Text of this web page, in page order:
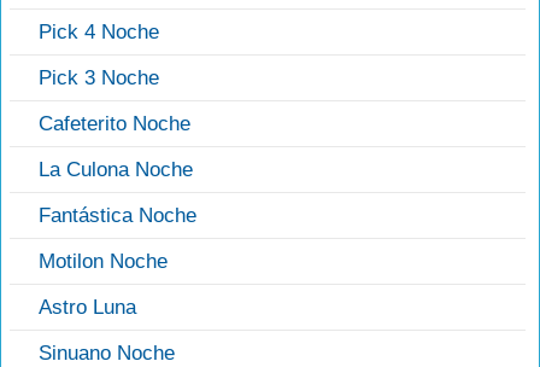
Pick 4 Noche
Pick 3 Noche
Cafeterito Noche
La Culona Noche
Fantástica Noche
Motilon Noche
Astro Luna
Sinuano Noche